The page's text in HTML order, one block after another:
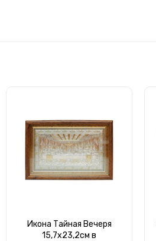
Икона Тайная Вечеря
15,7x23,2см в